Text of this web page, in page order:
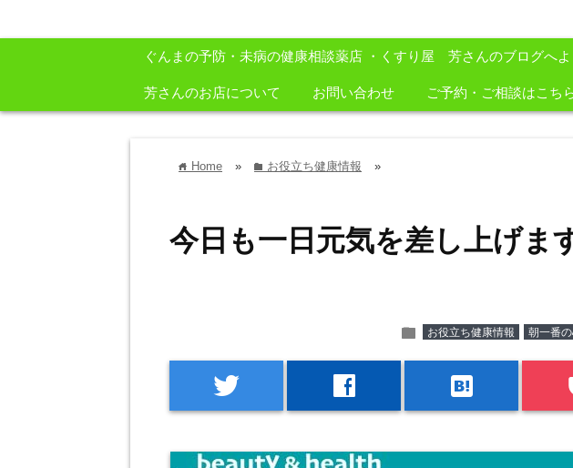
ぐんまの予防・未病の健康相談薬店 ・くすり屋 芳さんのブログへよ
芳さんのお店について お問い合わせ ご予約・ご相談はこち
home Home » folder お役立ち健康情報 »
今日も一日元気を差し上げま
folder お役立ち健康情報 朝一番
twitter facebook hatenabookmark